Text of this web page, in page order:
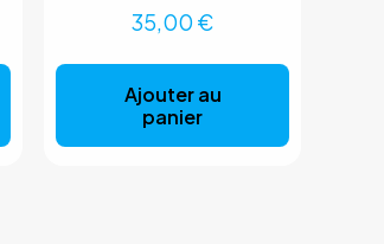
plusieurs
35,00 €
Ajouter au
panier